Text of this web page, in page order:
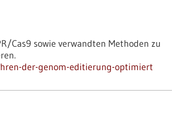
Cas9 sowie verwandten Methoden zu
der-genom-editierung-optimiert